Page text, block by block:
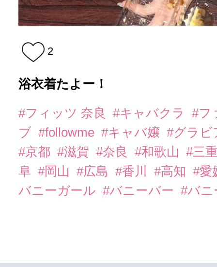
2
浴衣着たよー！
#フィッツ 奈良 #キャバクラ
#フ
ブ #followme #キャバ嬢 #グラ
#京都 #滋賀 #奈良 #和歌山
#三
阜 #岡山 #広島 #香川 #高知 #愛
バニーガール #バニーバー #バ